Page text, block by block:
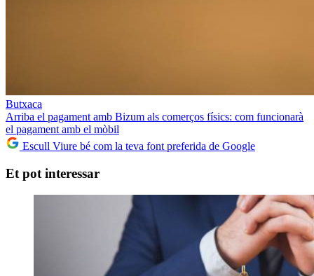
Butxaca
Arriba el pagament amb Bizum als comerços físics: com funcionarà
el pagament amb el mòbil
Escull Viure bé com la teva font preferida de Google
Et pot interessar